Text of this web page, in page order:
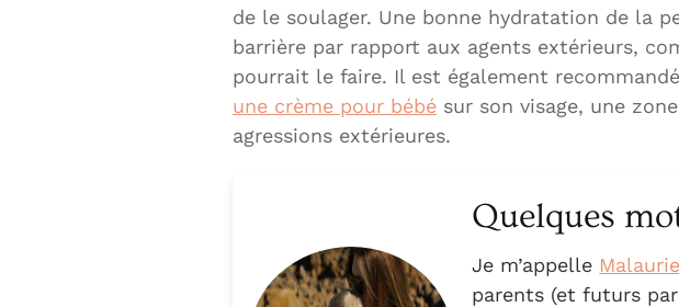
de le soulager. Une bonne hydratation de la
barrière par rapport aux agents extérieurs,
pourrait le faire. Il est également
une crème pour bébé sur son visage, une
agressions extérieures.
Quelques
Je m’appelle Malaurie
parents (et futurs